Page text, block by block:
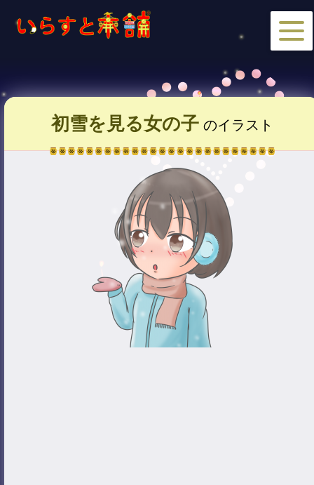
初雪を見る女の子のイラスト